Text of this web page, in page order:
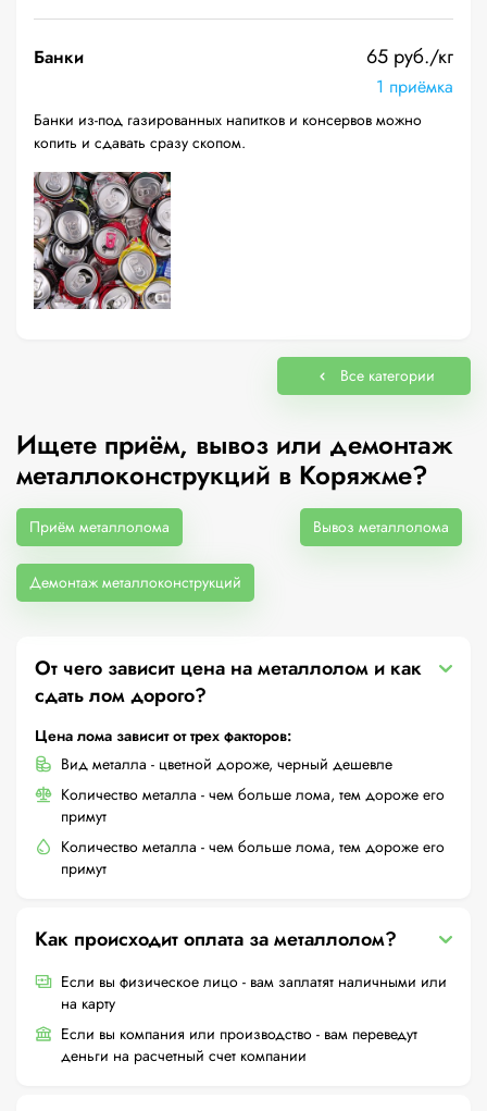
Банки 65 руб./кг
1 приёмка
Банки из-под газированных напитков и консервов можно
копить и сдавать сразу скопом.
Все категории
Ищете приём, вывоз или демонтаж
металлоконструкций в Коряжме?
Приём металлолома Вывоз металлолома
Демонтаж металлоконструкций
От чего зависит цена на металлолом и как
сдать лом дорого?
Цена лома зависит от трех факторов:
Вид металла - цветной дороже, черный дешевле
Количество металла - чем больше лома, тем дороже его
примут
Количество металла - чем больше лома, тем дороже его
примут
Как происходит оплата за металлолом?
Если вы физическое лицо - вам заплатят наличными или
на карту
Если вы компания или производство - вам переведут
деньги на расчетный счет компании